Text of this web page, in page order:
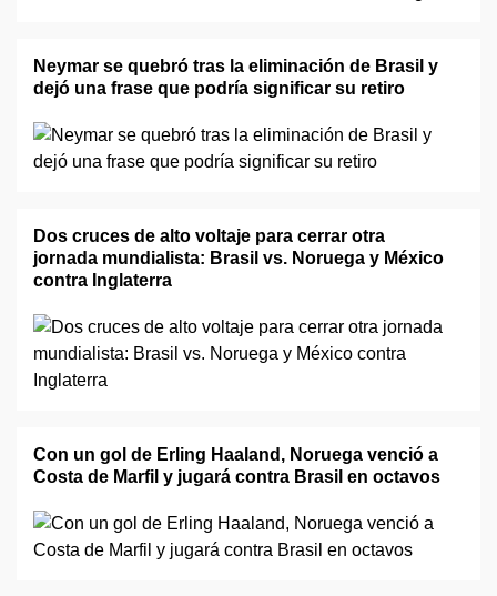
Neymar se quebró tras la eliminación de Brasil y
dejó una frase que podría significar su retiro
Dos cruces de alto voltaje para cerrar otra
jornada mundialista: Brasil vs. Noruega y México
contra Inglaterra
Con un gol de Erling Haaland, Noruega venció a
Costa de Marfil y jugará contra Brasil en octavos